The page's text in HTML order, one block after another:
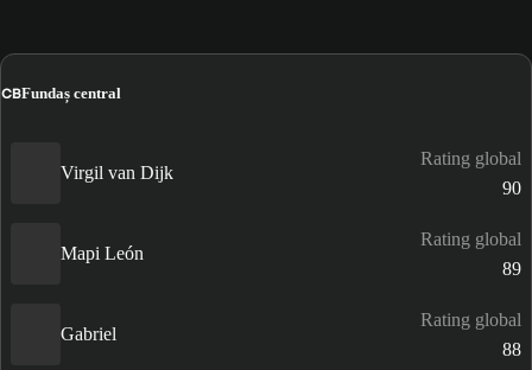
CBFundaș central
Virgil van Dijk
Rating global
90
Mapi León
Rating global
89
Gabriel
Rating global
88